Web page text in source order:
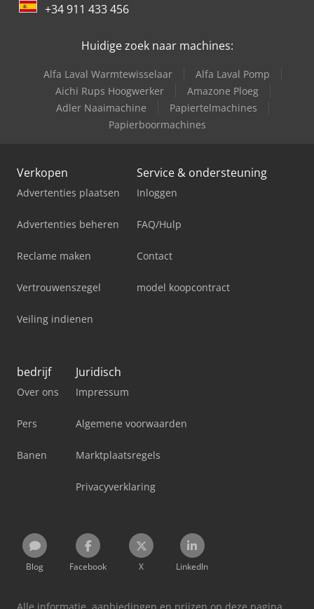
+34 911 433 456
Huidige zoek naar machines:
Alfa Laval Warmtewisselaar
Alfa Laval Pomp
Aichi Rups Hoogwerker
Amazone Ploeg
Adler Naaimachine
Papiertelmachines
Papierboormachines
Verkopen
Advertenties plaatsen
Advertenties beheren
Reclame maken
Vertrouwenszegel
Veiling indienen
Service & ondersteuning
Inloggen
FAQ/Hulp
Contact
model koopcontract
bedrijf
Over ons
Pers
Banen
Juridisch
Impressum
Algemene voorwaarden
Marktplaatsregels
Privacyverklaring
Blog Facebook X LinkedIn